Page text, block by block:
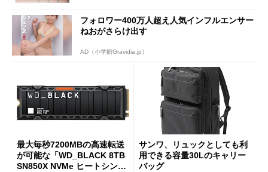
フォロワー400万人超え人気インフルエンサー
ねおがさらけ出す
AD（小学館Gravidia.jp）
最大毎秒7200MBの高速転送
が可能な「WD_BLACK 8TB
SN850X NVMe ヒートシンク
サンワ、リュックとしても利
用できる容量30Lのキャリー
バッグ